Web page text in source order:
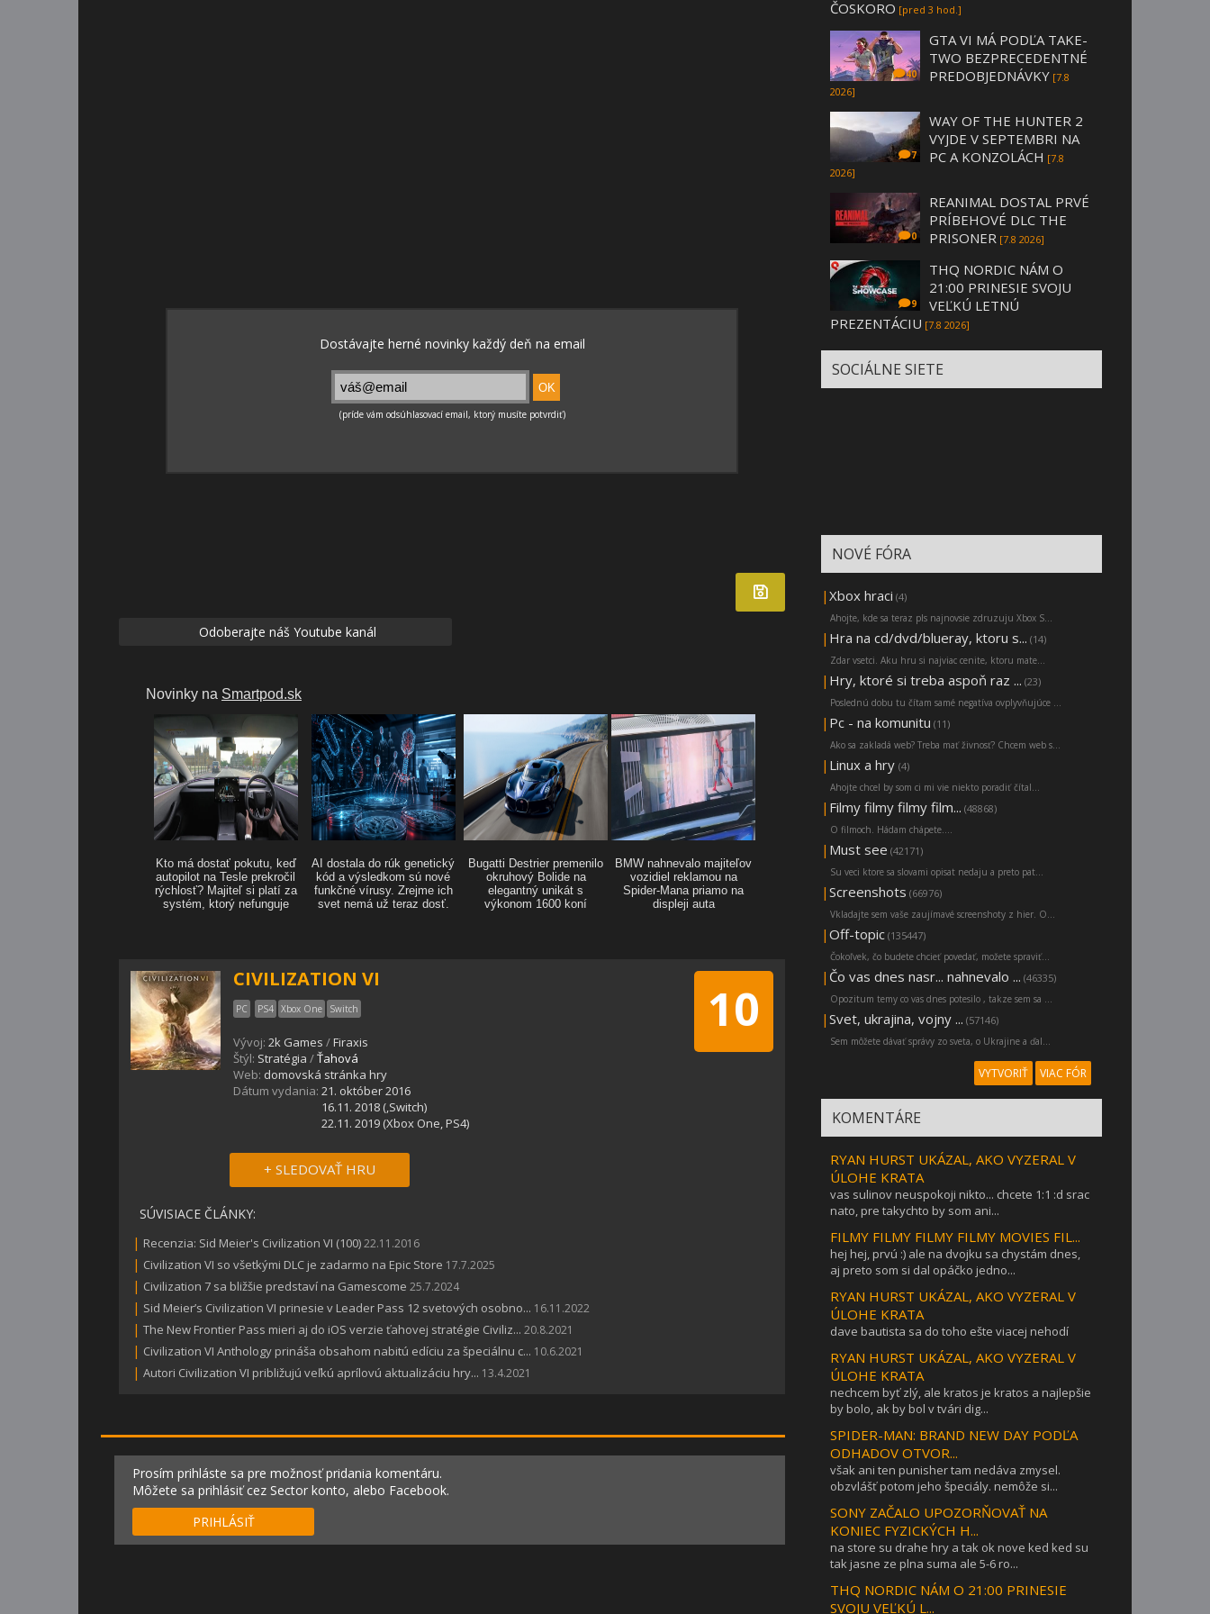
Odoberajte náš Youtube kanál
10
CIVILIZATION VI
PC PS4 Xbox One Switch
Vývoj: 2k Games /Firaxis
Štýl: Stratégia /Ťahová
Web: domovská stránka hry
Dátum vydania: 21. október 2016
16.11. 2018 (,Switch)
22.11. 2019 (Xbox One, PS4)
+ SLEDOVAŤ HRU
SÚVISIACE ČLÁNKY:
| Recenzia: Sid Meier's Civilization VI (100)22.11.2016
| Civilization VI so všetkými DLC je zadarmo na Epic Store 17.7.2025
| Civilization 7 sa bližšie predstaví na Gamescome 25.7.2024
| Sid Meier’s Civilization VI prinesie v Leader Pass 12 svetových osobno... 16.11.2022
| The New Frontier Pass mieri aj do iOS verzie ťahovej stratégie Civiliz... 20.8.2021
| Civilization VI Anthology prináša obsahom nabitú edíciu za špeciálnu c... 10.6.2021
| Autori Civilization VI približujú veľkú aprílovú aktualizáciu hry... 13.4.2021
Prosím prihláste sa pre možnosť pridania komentáru.
Môžete sa prihlásiť cez Sector konto, alebo Facebook.
PRIHLÁSIŤ
ČOSKORO [pred 3 hod.]
40
GTA VI MÁ PODĽA TAKE-
TWO BEZPRECEDENTNÉ
PREDOBJEDNÁVKY [7.8
2026]
7
WAY OF THE HUNTER 2
VYJDE V SEPTEMBRI NA
PC A KONZOLÁCH [7.8
2026]
0
REANIMAL DOSTAL PRVÉ
PRÍBEHOVÉ DLC THE
PRISONER [7.8 2026]
9
THQ NORDIC NÁM O
21:00 PRINESIE SVOJU
VEĽKÚ LETNÚ
PREZENTÁCIU [7.8 2026]
SOCIÁLNE SIETE
NOVÉ FÓRA
| Xbox hraci (4)
Ahojte, kde sa teraz pls najnovsie zdruzuju Xbox S...
| Hra na cd/dvd/blueray, ktoru s... (14)
Zdar vsetci. Aku hru si najviac cenite, ktoru mate...
| Hry, ktoré si treba aspoň raz ... (23)
Poslednú dobu tu čítam samé negatíva ovplyvňujúce ...
| Pc - na komunitu (11)
Ako sa zakladá web? Treba mať živnosť? Chcem web s...
| Linux a hry (4)
Ahojte chcel by som ci mi vie niekto poradiť čítal...
| Filmy filmy filmy film... (48868)
O filmoch. Hádam chápete....
| Must see (42171)
Su veci ktore sa slovami opisat nedaju a preto pat...
| Screenshots (66976)
Vkladajte sem vaše zaujímavé screenshoty z hier. O...
| Off-topic (135447)
Čokoľvek, čo budete chcieť povedať, možete spraviť...
| Čo vas dnes nasr... nahnevalo ... (46335)
Opozitum temy co vas dnes potesilo , takze sem sa ...
| Svet, ukrajina, vojny ... (57146)
Sem môžete dávať správy zo sveta, o Ukrajine a ďal...
VYTVORIŤ VIAC FÓR
KOMENTÁRE
RYAN HURST UKÁZAL, AKO VYZERAL V
ÚLOHE KRATA
vas sulinov neuspokoji nikto... chcete 1:1 :d srac
nato, pre takychto by som ani...
FILMY FILMY FILMY FILMY MOVIES FIL...
hej hej, prvú :) ale na dvojku sa chystám dnes,
aj preto som si dal opáčko jedno...
RYAN HURST UKÁZAL, AKO VYZERAL V
ÚLOHE KRATA
dave bautista sa do toho ešte viacej nehodí
RYAN HURST UKÁZAL, AKO VYZERAL V
ÚLOHE KRATA
nechcem byť zlý, ale kratos je kratos a najlepšie
by bolo, ak by bol v tvári dig...
SPIDER-MAN: BRAND NEW DAY PODĽA
ODHADOV OTVOR...
však ani ten punisher tam nedáva zmysel.
obzvlášť potom jeho špeciály. nemôže si...
SONY ZAČALO UPOZORŇOVAŤ NA
KONIEC FYZICKÝCH H...
na store su drahe hry a tak ok nove ked ked su
tak jasne ze plna suma ale 5-6 ro...
THQ NORDIC NÁM O 21:00 PRINESIE
SVOJU VEĽKÚ L...